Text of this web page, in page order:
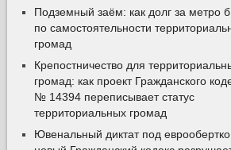
Подземный заём: как долг за метро
по самостоятельности
громад
Крепостничество для
громад: как проект Гражданского
№ 14394 переписывает статус
территориальных громад
Ювенальный диктат под